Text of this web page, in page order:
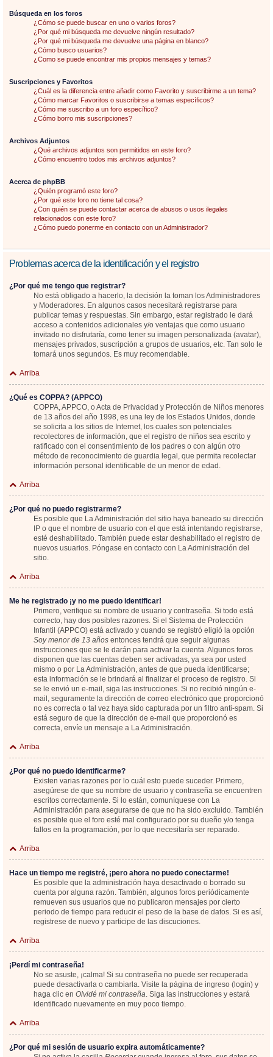
Búsqueda en los foros
¿Cómo se puede buscar en uno o varios foros?
¿Por qué mi búsqueda me devuelve ningún resultado?
¿Por qué mi búsqueda me devuelve una página en blanco?
¿Cómo busco usuarios?
¿Como se puede encontrar mis propios mensajes y temas?
Suscripciones y Favoritos
¿Cuál es la diferencia entre añadir como Favorito y suscribirme a un tema?
¿Cómo marcar Favoritos o suscribirse a temas específicos?
¿Cómo me suscribo a un foro específico?
¿Cómo borro mis suscripciones?
Archivos Adjuntos
¿Qué archivos adjuntos son permitidos en este foro?
¿Cómo encuentro todos mis archivos adjuntos?
Acerca de phpBB
¿Quién programó este foro?
¿Por qué este foro no tiene tal cosa?
¿Con quién se puede contactar acerca de abusos o usos ilegales
relacionados con este foro?
¿Cómo puedo ponerme en contacto con un Administrador?
Problemas acerca de la identificación y el registro
¿Por qué me tengo que registrar?
No está obligado a hacerlo, la decisión la toman los Administradores
y Moderadores. En algunos casos necesitará registrarse para
publicar temas y respuestas. Sin embargo, estar registrado le dará
acceso a contenidos adicionales y/o ventajas que como usuario
invitado no disfrutaría, como tener su imagen personalizada (avatar),
mensajes privados, suscripción a grupos de usuarios, etc. Tan solo le
tomará unos segundos. Es muy recomendable.
Arriba
¿Qué es COPPA? (APPCO)
COPPA, APPCO, o Acta de Privacidad y Protección de Niños menores
de 13 años del año 1998, es una ley de los Estados Unidos, donde
se solicita a los sitios de Internet, los cuales son potenciales
recolectores de información, que el registro de niños sea escrito y
ratificado con el consentimiento de los padres o con algún otro
método de reconocimiento de guardia legal, que permita recolectar
información personal identificable de un menor de edad.
Arriba
¿Por qué no puedo registrarme?
Es posible que La Administración del sitio haya baneado su dirección
IP o que el nombre de usuario con el que está intentando registrarse,
esté deshabilitado. También puede estar deshabilitado el registro de
nuevos usuarios. Póngase en contacto con La Administración del
sitio.
Arriba
Me he registrado ¡y no me puedo identificar!
Primero, verifique su nombre de usuario y contraseña. Si todo está
correcto, hay dos posibles razones. Si el Sistema de Protección
Infantil (APPCO) está activado y cuando se registró eligió la opción
Soy menor de 13 años entonces tendrá que seguir algunas
instrucciones que se le darán para activar la cuenta. Algunos foros
disponen que las cuentas deben ser activadas, ya sea por usted
mismo o por La Administración, antes de que pueda identificarse;
esta información se le brindará al finalizar el proceso de registro. Si
se le envió un e-mail, siga las instrucciones. Si no recibió ningún e-
mail, seguramente la dirección de correo electrónico que proporcionó
no es correcta o tal vez haya sido capturada por un filtro anti-spam. Si
está seguro de que la dirección de e-mail que proporcionó es
correcta, envíe un mensaje a La Administración.
Arriba
¿Por qué no puedo identificarme?
Existen varias razones por lo cuál esto puede suceder. Primero,
asegúrese de que su nombre de usuario y contraseña se encuentren
escritos correctamente. Si lo están, comuníquese con La
Administración para asegurarse de que no ha sido excluido. También
es posible que el foro esté mal configurado por su dueño y/o tenga
fallos en la programación, por lo que necesitaría ser reparado.
Arriba
Hace un tiempo me registré, ¡pero ahora no puedo conectarme!
Es posible que la administración haya desactivado o borrado su
cuenta por alguna razón. También, algunos foros periódicamente
remueven sus usuarios que no publicaron mensajes por cierto
periodo de tiempo para reducir el peso de la base de datos. Si es así,
registrese de nuevo y participe de las discuciones.
Arriba
¡Perdí mi contraseña!
No se asuste, ¡calma! Si su contraseña no puede ser recuperada
puede desactivarla o cambiarla. Visite la página de ingreso (login) y
haga clic en Olvidé mi contraseña. Siga las instrucciones y estará
identificado nuevamente en muy poco tiempo.
Arriba
¿Por qué mi sesión de usuario expira automáticamente?